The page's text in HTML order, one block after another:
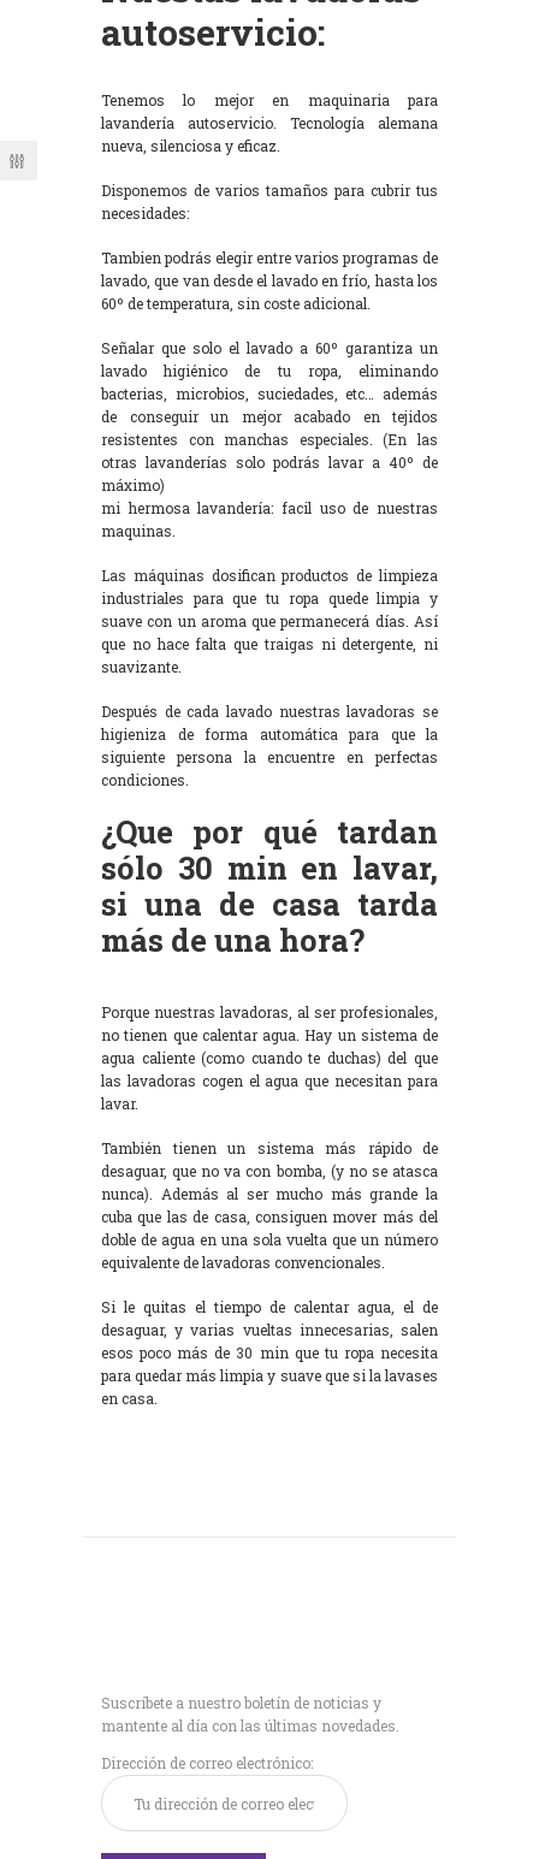
autoservicio:
Tenemos lo mejor en maquinaria para
lavandería autoservicio. Tecnología alemana
nueva, silenciosa y eficaz.
Disponemos de varios tamaños para cubrir tus
necesidades:
Tambien podrás elegir entre varios programas de
lavado, que van desde el lavado en frío, hasta los
60º de temperatura, sin coste adicional.
Señalar que solo el lavado a 60º garantiza un
lavado higiénico de tu ropa, eliminando
bacterias, microbios, suciedades, etc… además
de conseguir un mejor acabado en tejidos
resistentes con manchas especiales. (En las
otras lavanderías solo podrás lavar a 40º de
máximo)
mi hermosa lavandería: facil uso de nuestras
maquinas.
Las máquinas dosifican productos de limpieza
industriales para que tu ropa quede limpia y
suave con un aroma que permanecerá días. Así
que no hace falta que traigas ni detergente, ni
suavizante.
Después de cada lavado nuestras lavadoras se
higieniza de forma automática para que la
siguiente persona la encuentre en perfectas
condiciones.
¿Que por qué tardan
sólo 30 min en lavar,
si una de casa tarda
más de una hora?
Porque nuestras lavadoras, al ser profesionales,
no tienen que calentar agua. Hay un sistema de
agua caliente (como cuando te duchas) del que
las lavadoras cogen el agua que necesitan para
lavar.
También tienen un sistema más rápido de
desaguar, que no va con bomba, (y no se atasca
nunca). Además al ser mucho más grande la
cuba que las de casa, consiguen mover más del
doble de agua en una sola vuelta que un número
equivalente de lavadoras convencionales.
Si le quitas el tiempo de calentar agua, el de
desaguar, y varias vueltas innecesarias, salen
esos poco más de 30 min que tu ropa necesita
para quedar más limpia y suave que si la lavases
en casa.
Suscríbete a nuestro boletín de noticias y
mantente al día con las últimas novedades.
Dirección de correo electrónico: